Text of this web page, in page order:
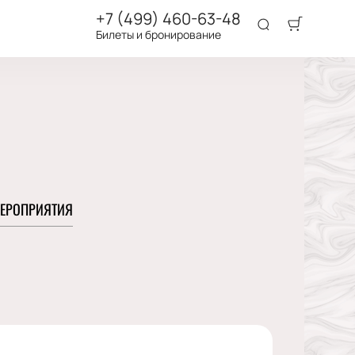
+7 (499) 460-63-48
Билеты и бронирование